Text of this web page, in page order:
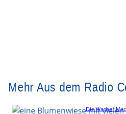
Mehr Aus dem Radio
Die Wacher